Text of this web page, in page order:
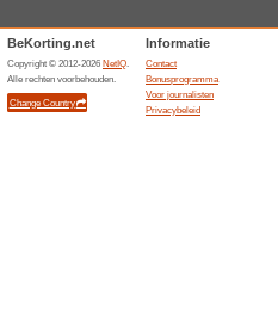
Waterpom
100% het